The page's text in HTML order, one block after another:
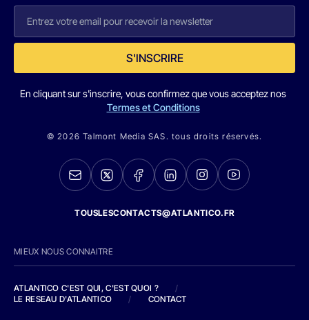
S'INSCRIRE
En cliquant sur s'inscrire, vous confirmez que vous acceptez nos
Termes et Conditions
© 2026 Talmont Media SAS. tous droits réservés.
TOUSLESCONTACTS@ATLANTICO.FR
MIEUX NOUS CONNAITRE
ATLANTICO C'EST QUI, C'EST QUOI ?
/
LE RESEAU D'ATLANTICO
/ CONTACT